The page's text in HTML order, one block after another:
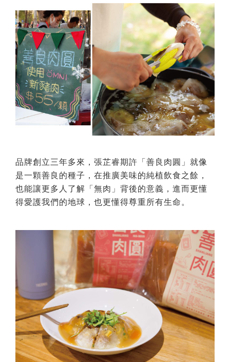
品牌創立三年多來，張芷睿期許「善良肉圓」就像
是一顆善良的種子，在推廣美味的純植飲食之餘，
也能讓更多人了解「無肉」背後的意義，進而更懂
得愛護我們的地球，也更懂得尊重所有生命。